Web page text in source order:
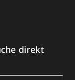
direkt